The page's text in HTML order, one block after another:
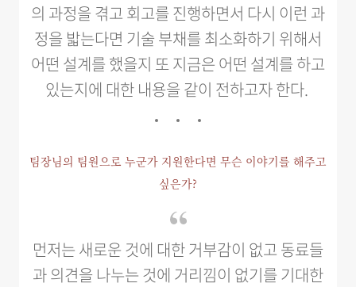
의 과정을 겪고 회고를 진행하면서 다시 이런 과
정을 밟는다면 기술 부채를 최소화하기 위해서
어떤 설계를 했을지 또 지금은 어떤 설계를 하고
있는지에 대한 내용을 같이 전하고자 한다.
팀장님의 팀원으로 누군가 지원한다면 무슨 이야기를 해주고
싶은가?
먼저는 새로운 것에 대한 거부감이 없고 동료들
과 의견을 나누는 것에 거리낌이 없기를 기대한